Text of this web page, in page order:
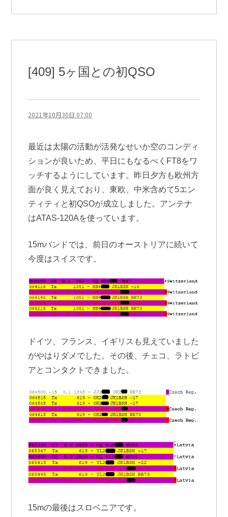
離
[409] 5ヶ国との初QSO
2021年10月30日 07:00
最近は太陽の活動が活発なせいか空のコンディ
ションが良いため、平日にもなるべくFT8をワ
ッチするようにしています。昨日夕方も欧州方
面が良く見えており、東欧、中米含めて5エン
ティティと初QSOが成立しました。アンテナ
はATAS-120Aを使っています。
15mバンドでは、前日のオーストリアに続いて
今度はスイスです。
ドイツ、フランス、イギリスも見えていました
がやはりダメでした。その後、チェコ、ラトビ
アとコンタクトできました。
15mの最後はスロベニアです。